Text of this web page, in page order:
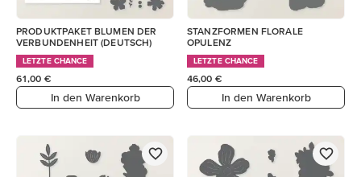
PRODUKTPAKET BLUMEN DER
VERBUNDENHEIT (DEUTSCH)
LETZTE CHANCE
61,00 €
In den Warenkorb
STANZFORMEN FLORALE
OPULENZ
LETZTE CHANCE
46,00 €
In den Warenkorb